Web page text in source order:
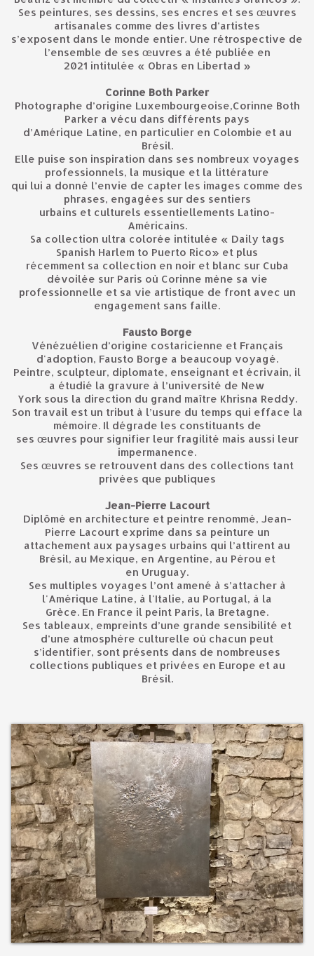
Ses peintures, ses dessins, ses encres et ses œuvres
artisanales comme des livres d’artistes
s’exposent dans le monde entier. Une rétrospective de
l’ensemble de ses œuvres a été publiée en
2021 intitulée « Obras en Libertad »
Corinne Both Parker
Photographe d’origine Luxembourgeoise,Corinne Both
Parker a vécu dans différents pays
d’Amérique Latine, en particulier en Colombie et au
Brésil.
Elle puise son inspiration dans ses nombreux voyages
professionnels, la musique et la littérature
qui lui a donné l’envie de capter les images comme des
phrases, engagées sur des sentiers
urbains et culturels essentiellements Latino-
Américains.
Sa collection ultra colorée intitulée « Daily tags
Spanish Harlem to Puerto Rico» et plus
récemment sa collection en noir et blanc sur Cuba
dévoilée sur Paris où Corinne mène sa vie
professionnelle et sa vie artistique de front avec un
engagement sans faille.
Fausto Borge
Vénézuélien d’origine costaricienne et Français
d'adoption, Fausto Borge a beaucoup voyagé.
Peintre, sculpteur, diplomate, enseignant et écrivain, il
a étudié la gravure à l’université de New
York sous la direction du grand maître Khrisna Reddy.
Son travail est un tribut à l’usure du temps qui efface la
mémoire. Il dégrade les constituants de
ses œuvres pour signifier leur fragilité mais aussi leur
impermanence.
Ses œuvres se retrouvent dans des collections tant
privées que publiques
Jean-Pierre Lacourt
Diplômé en architecture et peintre renommé, Jean-
Pierre Lacourt exprime dans sa peinture un
attachement aux paysages urbains qui l’attirent au
Brésil, au Mexique, en Argentine, au Pérou et
en Uruguay.
Ses multiples voyages l’ont amené à s’attacher à
l'Amérique Latine, à l'Italie, au Portugal, à la
Grèce. En France il peint Paris, la Bretagne.
Ses tableaux, empreints d’une grande sensibilité et
d’une atmosphère culturelle où chacun peut
s’identifier, sont présents dans de nombreuses
collections publiques et privées en Europe et au
Brésil.